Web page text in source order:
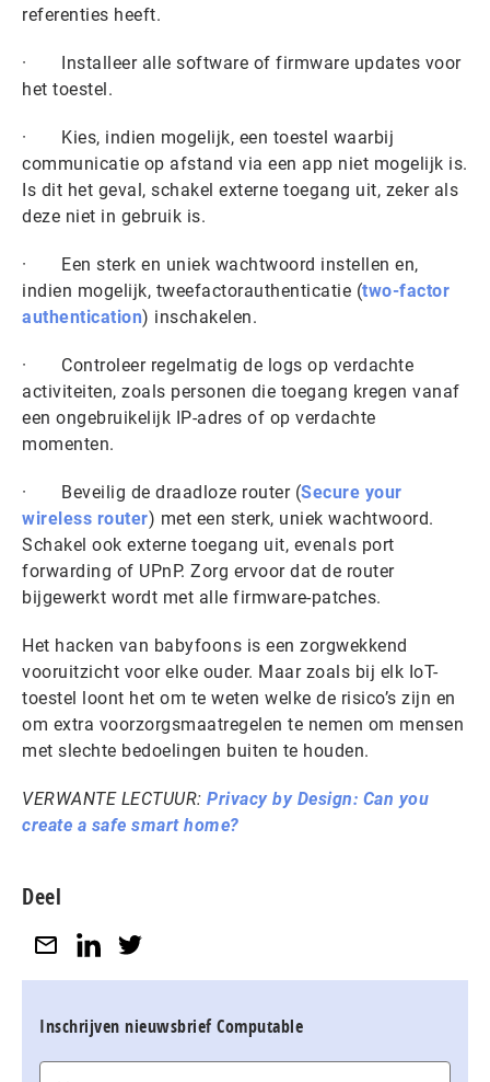
referenties heeft.
· Installeer alle software of firmware updates voor
het toestel.
· Kies, indien mogelijk, een toestel waarbij
communicatie op afstand via een app niet mogelijk is.
Is dit het geval, schakel externe toegang uit, zeker als
deze niet in gebruik is.
· Een sterk en uniek wachtwoord instellen en,
indien mogelijk, tweefactorauthenticatie (two-factor
authentication) inschakelen.
· Controleer regelmatig de logs op verdachte
activiteiten, zoals personen die toegang kregen vanaf
een ongebruikelijk IP-adres of op verdachte
momenten.
· Beveilig de draadloze router (Secure your
wireless router) met een sterk, uniek wachtwoord.
Schakel ook externe toegang uit, evenals port
forwarding of UPnP. Zorg ervoor dat de router
bijgewerkt wordt met alle firmware-patches.
Het hacken van babyfoons is een zorgwekkend
vooruitzicht voor elke ouder. Maar zoals bij elk IoT-
toestel loont het om te weten welke de risico’s zijn en
om extra voorzorgsmaatregelen te nemen om mensen
met slechte bedoelingen buiten te houden.
VERWANTE LECTUUR: Privacy by Design: Can you
create a safe smart home?
Deel
Inschrijven nieuwsbrief Computable